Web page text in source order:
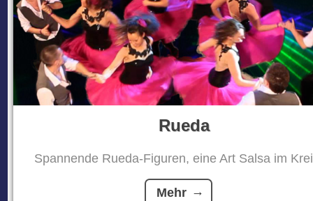
Rueda
Spannende Rueda-Figuren, eine Art Salsa im
Mehr